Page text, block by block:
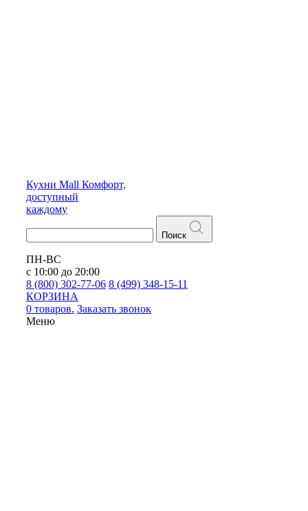
Кухни Mall Комфорт,
доступный
каждому
Поиск
ПН-ВС
с 10:00 до 20:00
8 (800) 302-77-06 8 (499) 348-15-11
КОРЗИНА
0 товаров. Заказать звонок
Меню